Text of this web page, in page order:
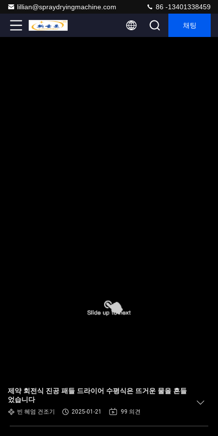
lillian@spraydryingmachine.com 86 -13401338459
채팅
제약 회전식 진공 패들 드라이어 수평식은 뜨거운 물을 흔들
었습니다
빈 헤엄 건조기 2025-01-21 99 의견